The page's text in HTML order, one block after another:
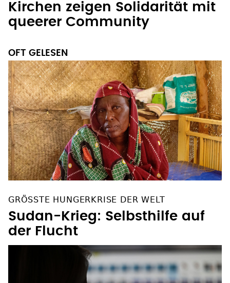
Kirchen zeigen Solidarität mit
queerer Community
OFT GELESEN
GRÖSSTE HUNGERKRISE DER WELT
Sudan-Krieg: Selbsthilfe auf
der Flucht